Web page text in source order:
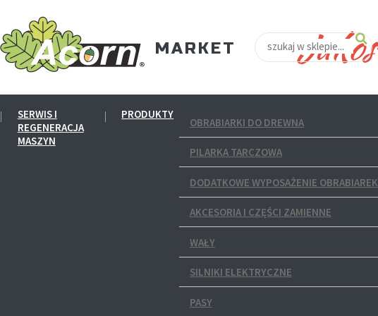
SERWIS I
REGENERACJA
MASZYN
PRODUKTY
OBRABIARKI DO DREWNA
PILARKA TARCZOWA
DODATKOWE WYPOSAŻENIE OBRABIAREK
AKCESORIA I CZĘŚCI ZAMIENNE
WAŁY
SILNIKI ELEKTRYCZNE
PASY